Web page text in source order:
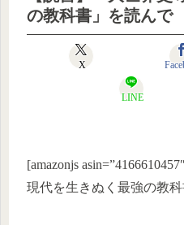
の教科書」を読んで
X
LINE
[amazonjs
現代を生きぬく最強の教